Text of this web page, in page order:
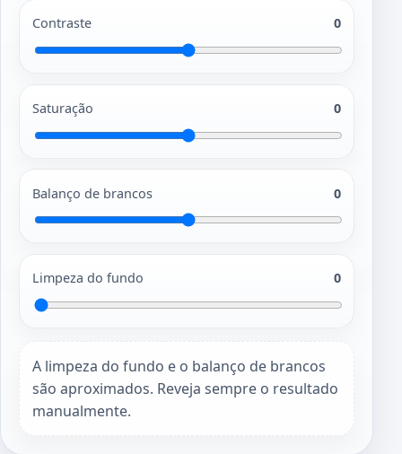
Contraste 0
Saturação 0
Balanço de brancos 0
Limpeza do fundo 0
A limpeza do fundo e o balanço de brancos
são aproximados. Reveja sempre o resultado
manualmente.